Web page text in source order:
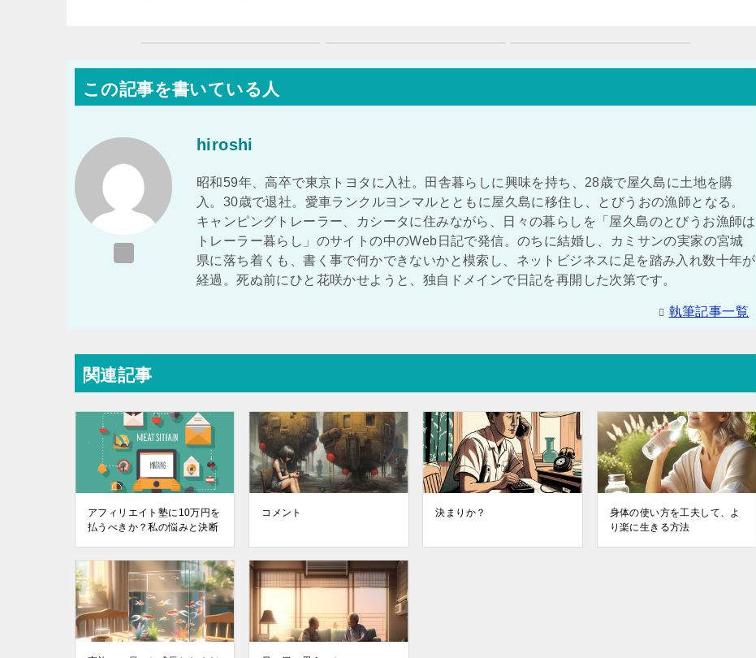
この記事を書いている人
hiroshi
昭和59年、高卒で東京トヨタに入社。田舎暮らしに興味を持ち、28歳で屋久島に土地を購
入。30歳で退社。愛車ランクルヨンマルとともに屋久島に移住し、とびうおの漁師となる。
キャンピングトレーラー、カシータに住みながら、日々の暮らしを「屋久島のとびうお漁師は
トレーラー暮らし」のサイトの中のWeb日記で発信。のちに結婚し、カミサンの実家の宮城
県に落ち着くも、書く事で何かできないかと模索し、ネットビジネスに足を踏み入れ数十年が
経過。死ぬ前にひと花咲かせようと、独自ドメインで日記を再開した次第です。
執筆記事一覧
関連記事
アフィリエイト塾に10万円を
払うべきか？私の悩みと決断
コメント 決まりか？
身体の使い方を工夫して、よ
り楽に生きる方法